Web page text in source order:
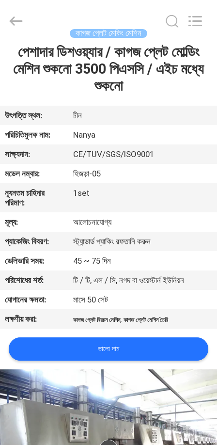
বাড়ি
ভিডিও
প্রদর্শন
আমাদের
সম্পর্কে
কারখানা
ভ্রমণ
নিয়ন্ত্রণ
যোগাযোগ
করুন
খবর
সাইট
ম্যাপ
Equipment
Reserved.
কাগজ প্লেট মেকিং মেশিন
পেশাদার ডিশওয়্যার / কাগজ প্লেট মোল্ডিং
মেশিন শুকনো 3500 পিএসসি / এইচ মধ্যে
শুকনো
উৎপত্তি স্থল:
চীন
পরিচিতিমুলক নাম:
Nanya
সাক্ষ্যদান:
CE/TUV/SGS/ISO9001
মডেল নম্বার:
হিজড়া-05
ন্যূনতম চাহিদার
পরিমাণ:
1set
মূল্য:
আলোচনাযোগ্য
প্যাকেজিং বিবরণ:
স্ট্যান্ডার্ড প্যাকিং রফতানি করুন
ডেলিভারি সময়:
45 ~ 75 দিন
পরিশোধের শর্ত:
টি / টি, এল / সি, নগদ বা ওয়েস্টার্ন ইউনিয়ন
যোগানের ক্ষমতা:
মাসে 50 সেট
লক্ষণীয় করা:
কাগজ প্লেট বিরচন মেশিন,কাগজ প্লেট মেশিন তৈরি
ভালো দাম